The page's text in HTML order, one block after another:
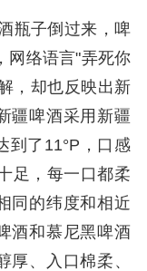
瓶子倒过来，啤
网络语言"弄死你
，却也反映出新
疆啤酒采用新疆
到了11°P，口感
足，每一口都柔
同的纬度和相近
酒和慕尼黑啤酒
厚、入口棉柔、